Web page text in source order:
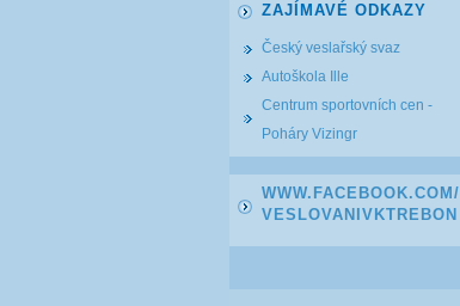
ZAJÍMAVÉ ODKAZY
Český veslařský svaz
Autoškola Ille
Centrum sportovních cen -
Poháry Vizingr
WWW.FACEBOOK.COM/
VESLOVANIVKTREBON